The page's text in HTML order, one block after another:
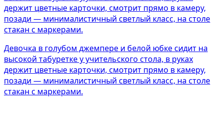
Девочка в голубом джемпере и белой юбке сидит на
высокой табуретке у учительского стола, в руках
держит цветные карточки, смотрит прямо в камеру,
позади — минималистичный светлый класс, на столе
стакан с маркерами.